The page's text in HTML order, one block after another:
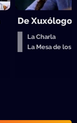
De Xuxólogo
La Charla
La Mesa de